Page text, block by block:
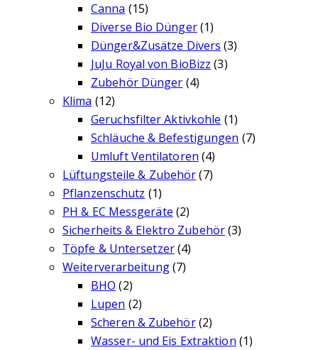
Canna (15)
Diverse Bio Dünger(1)
Dünger&Zusätze Divers (3)
JuJu Royal von BioBizz (3)
Zubehör Dünger (4)
Klima (12)
Geruchsfilter Aktivkohle (1)
Schläuche & Befestigungen (7)
Umluft Ventilatoren (4)
Lüftungsteile & Zubehör (7)
Pflanzenschutz (1)
PH & EC Messgeräte (2)
Sicherheits & Elektro Zubehör(3)
Töpfe & Untersetzer(4)
Weiterverarbeitung(7)
BHO (2)
Lupen (2)
Scheren & Zubehör(2)
Wasser- und Eis Extraktion (1)